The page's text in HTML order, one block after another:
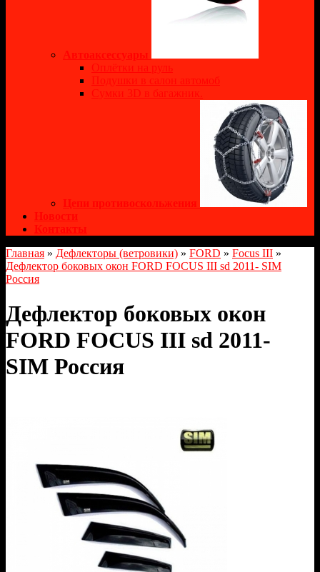
Автоаксессуары
Оплётки на руль
Подушки в салон автомоб
Сумки 3D в багажник.
Цепи противоскольжения
Новости
Контакты
Главная » Дефлекторы (ветровики) » FORD » Focus III »
Дефлектор боковых окон FORD FOCUS III sd 2011- SIM
Россия
Дефлектор боковых окон
FORD FOCUS III sd 2011-
SIM Россия